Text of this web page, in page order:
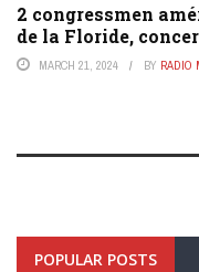
2 congressmen
de la Floride,
MARCH 21, 2024 BY RADIO
POPULAR POSTS